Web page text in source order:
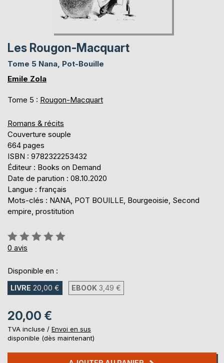
Les Rougon-Macquart
Tome 5 Nana, Pot-Bouille
Emile Zola
Tome 5 : Rougon-Macquart
Romans & récits
Couverture souple
664 pages
ISBN : 9782322253432
Éditeur : Books on Demand
Date de parution : 08.10.2020
Langue : français
Mots-clés : NANA, POT BOUILLE, Bourgeoisie, Second
empire, prostitution
Évaluation:
0%
0 avis
Disponible en :
LIVRE 20,00 € EBOOK 3,49 €
20,00 €
TVA incluse / Envoi en sus
disponible (dès maintenant)